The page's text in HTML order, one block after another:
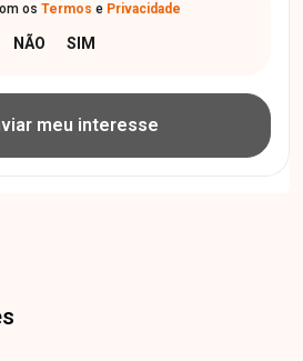
os Termos e Privacidade
meu interesse